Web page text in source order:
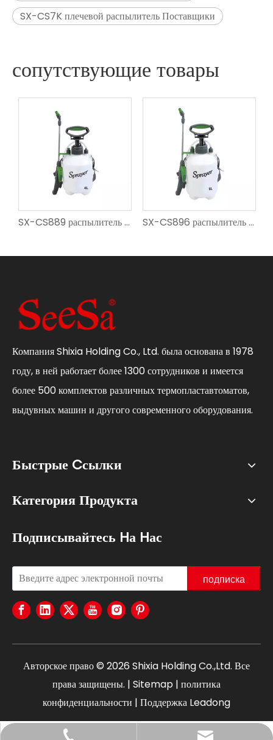
SX-CS7K плечевой распылитель Поставщики
сопутствующие товары
SX-CS889 распылитель давления на плече SX-CS896 распылитель давления на плече
Компания Shixia Holding Co., Ltd. была основана в 1978
году, в ней работает более 1300 сотрудников и имеется
более 500 комплектов различных термопластавтоматов,
выдувных машин и другого современного оборудования.
Быстрые Cсылки
Категория Продукта
Подписывайтесь Hа Hас
подписка
Авторское право © 2026 Shixia Holding Co.,Ltd. Все
права защищены. | Sitemap | политика
конфиденциальности | Поддержка Leadong